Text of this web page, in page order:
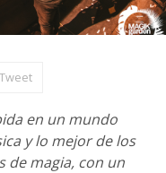
Tweet
en un mundo
y lo mejor de los
de magia, con un